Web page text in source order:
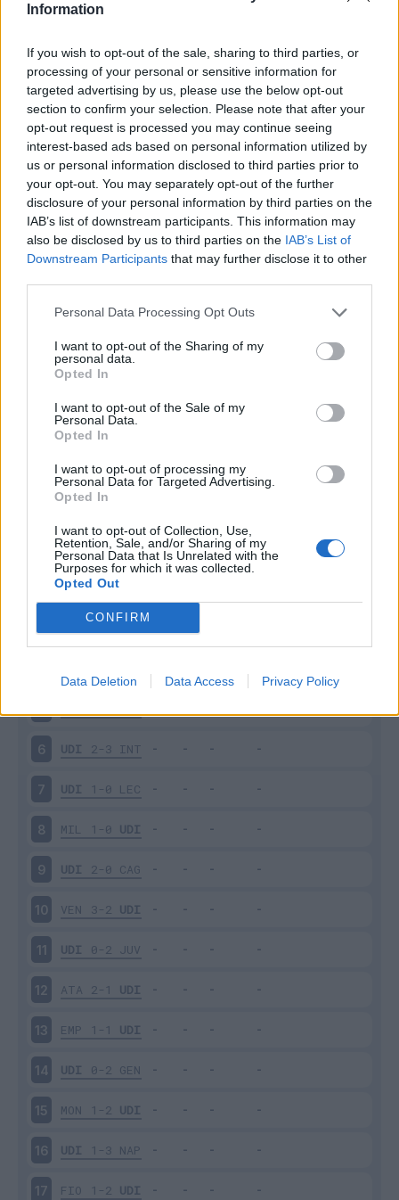
Information
If you wish to opt-out of the sale, sharing to third parties, or
processing of your personal or sensitive information for
targeted advertising by us, please use the below opt-out
section to confirm your selection. Please note that after your
opt-out request is processed you may continue seeing
interest-based ads based on personal information utilized by
us or personal information disclosed to third parties prior to
your opt-out. You may separately opt-out of the further
disclosure of your personal information by third parties on the
IAB’s list of downstream participants. This information may
also be disclosed by us to third parties on the IAB’s List of
Downstream Participants that may further disclose it to other
Personal Data Processing Opt Outs
I want to opt-out of the Sharing of my
personal data.
Opted In
I want to opt-out of the Sale of my
Personal Data.
Opted In
I want to opt-out of processing my
Personal Data for Targeted Advertising.
Opted In
I want to opt-out of Collection, Use,
Retention, Sale, and/or Sharing of my
Personal Data that Is Unrelated with the
Purposes for which it was collected.
Opted Out
CONFIRM
Data Deletion Data Access Privacy Policy
Classic Mantra
Riepilogo stagione
Titolare 0 - 0
Entrato 0 - 0%
Squalificato 0 - 0%
Inutilizzato
stagionale
BOL 1-1 UDI
UDI 2-1
3
6 UDI 2-3 INT
7 UDI 1-0 LEC
8 MIL 1-0 UDI
9 UDI 2-0 CAG
10 VEN 3-2 UDI
11 UDI 0-2 JUV
12 ATA 2-1 UDI
13 EMP 1-1 UDI
14 UDI 0-2 GEN
15 MON 1-2 UDI
16 UDI 1-3 NAP
17 FIO 1-2 UDI